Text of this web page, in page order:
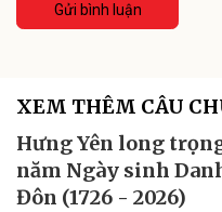
Gửi bình luận
XEM THÊM CÂU
Hưng Yên long
năm Ngày sinh
Đôn (1726 - 2026)